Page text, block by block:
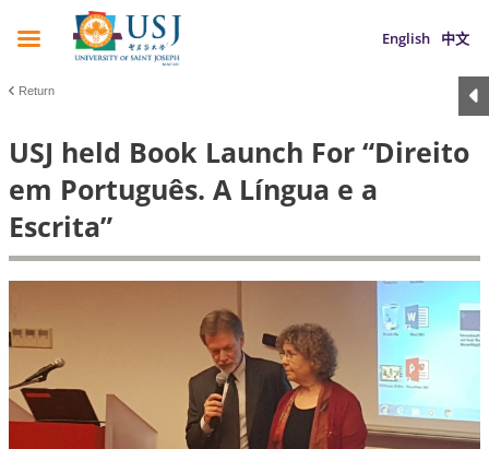
English 中文
Return
USJ held Book Launch For “Direito
em Português. A Língua e a
Escrita”